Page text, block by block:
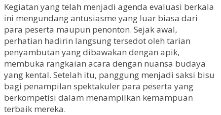
Kegiatan yang telah menjadi agenda evaluasi berkala
ini mengundang antusiasme yang luar biasa dari
para peserta maupun penonton. Sejak awal,
perhatian hadirin langsung tersedot oleh tarian
penyambutan yang dibawakan dengan apik,
membuka rangkaian acara dengan nuansa budaya
yang kental. Setelah itu, panggung menjadi saksi bisu
bagi penampilan spektakuler para peserta yang
berkompetisi dalam menampilkan kemampuan
terbaik mereka.